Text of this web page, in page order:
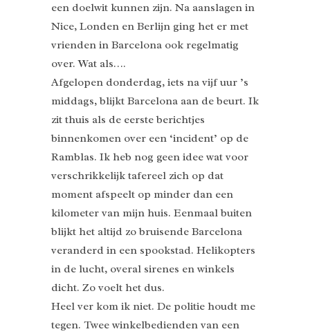
een doelwit kunnen zijn. Na aanslagen in
Nice, Londen en Berlijn ging het er met
vrienden in Barcelona ook regelmatig
over. Wat als….
Afgelopen donderdag, iets na vijf uur ’s
middags, blijkt Barcelona aan de beurt. Ik
zit thuis als de eerste berichtjes
binnenkomen over een ‘incident’ op de
Ramblas. Ik heb nog geen idee wat voor
verschrikkelijk tafereel zich op dat
moment afspeelt op minder dan een
kilometer van mijn huis. Eenmaal buiten
blijkt het altijd zo bruisende Barcelona
veranderd in een spookstad. Helikopters
in de lucht, overal sirenes en winkels
dicht. Zo voelt het dus.
Heel ver kom ik niet. De politie houdt me
tegen. Twee winkelbedienden van een